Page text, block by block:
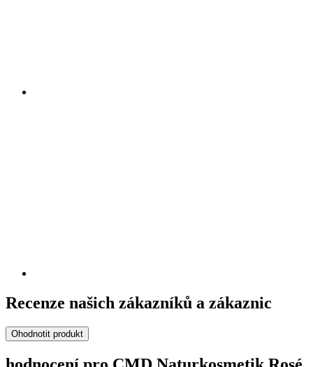
Recenze našich zákazníků a zákaznic
Ohodnotit produkt